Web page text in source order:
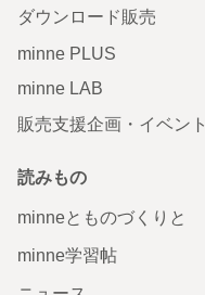
ダウンロード販売
minne PLUS
minne LAB
販売支援企画・イベント
読みもの
minneとものづくりと
minne学習帖